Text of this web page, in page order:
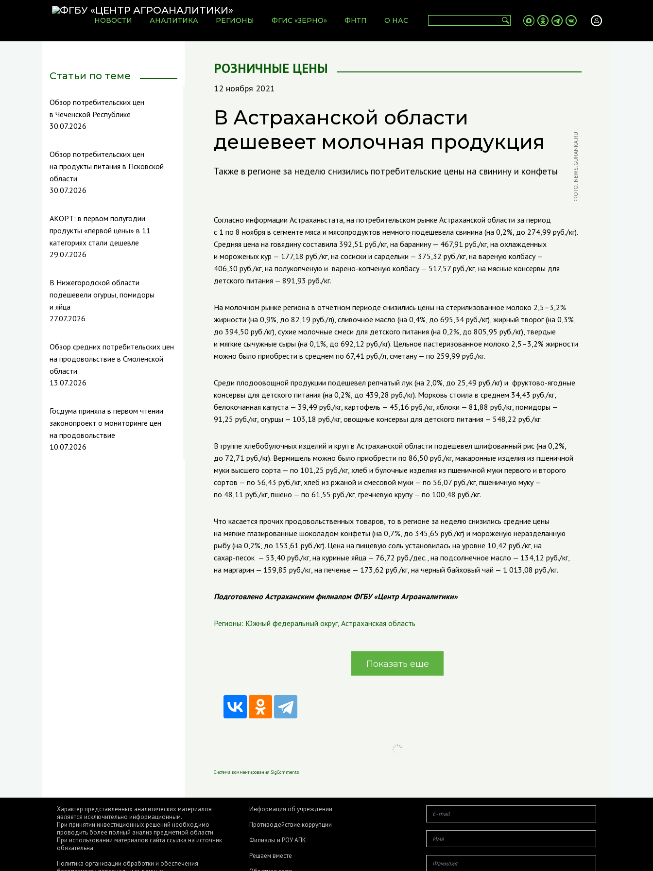
НОВОСТИ АНАЛИТИКА РЕГИОНЫ ФГИС «ЗЕРНО» ФНТП О НАС
Статьи по теме
Обзор потребительских цен
в Чеченской Республике
30.07.2026
Обзор потребительских цен
на продукты питания в Псковской
области
30.07.2026
АКОРТ: в первом полугодии
продукты «первой цены» в 11
категориях стали дешевле
29.07.2026
В Нижегородской области
подешевели огурцы, помидоры
и яйца
27.07.2026
Обзор средних потребительских цен
на продовольствие в Смоленской
области
13.07.2026
Госдума приняла в первом чтении
законопроект о мониторинге цен
на продовольствие
10.07.2026
РОЗНИЧНЫЕ ЦЕНЫ
12 ноября 2021
В Астраханской области
дешевеет молочная продукция
Также в регионе за неделю снизились потребительские цены на свинину и конфеты ФОТО: NEWS.GURANKA.RU
Согласно информации Астраханьстата, на потребительском рынке Астраханской области за период
с 1 по 8 ноября в сегменте мяса и мясопродуктов немного подешевела свинина (на 0,2%, до 274,99 руб./кг).
Средняя цена на говядину составила 392,51 руб./кг, на баранину — 467,91 руб./кг, на охлажденных
и мороженых кур — 177,18 руб./кг, на сосиски и сардельки — 375,32 руб./кг, на вареную колбасу —
406,30 руб./кг, на полукопченую и варено-копченую колбасу — 517,57 руб./кг, на мясные консервы для
детского питания — 891,93 руб./кг.
На молочном рынке региона в отчетном периоде снизились цены на стерилизованное молоко 2,5–3,2%
жирности (на 0,9%, до 82,19 руб./л), сливочное масло (на 0,4%, до 695,34 руб./кг), жирный творог (на 0,3%,
до 394,50 руб./кг), сухие молочные смеси для детского питания (на 0,2%, до 805,95 руб./кг), твердые
и мягкие сычужные сыры (на 0,1%, до 692,12 руб./кг). Цельное пастеризованное молоко 2,5–3,2% жирности
можно было приобрести в среднем по 67,41 руб./л, сметану — по 259,99 руб./кг.
Среди плодоовощной продукции подешевел репчатый лук (на 2,0%, до 25,49 руб./кг) и фруктово-ягодные
консервы для детского питания (на 0,2%, до 439,28 руб./кг). Морковь стоила в среднем 34,43 руб./кг,
белокочанная капуста — 39,49 руб./кг, картофель — 45,16 руб./кг, яблоки — 81,88 руб./кг, помидоры —
91,25 руб./кг, огурцы — 103,18 руб./кг, овощные консервы для детского питания — 548,22 руб./кг.
В группе хлебобулочных изделий и круп в Астраханской области подешевел шлифованный рис (на 0,2%,
до 72,71 руб./кг). Вермишель можно было приобрести по 86,50 руб./кг, макаронные изделия из пшеничной
муки высшего сорта — по 101,25 руб./кг, хлеб и булочные изделия из пшеничной муки первого и второго
сортов — по 56,43 руб./кг, хлеб из ржаной и смесовой муки — по 56,07 руб./кг, пшеничную муку —
по 48,11 руб./кг, пшено — по 61,55 руб./кг, гречневую крупу — по 100,48 руб./кг.
Что касается прочих продовольственных товаров, то в регионе за неделю снизились средние цены
на мягкие глазированные шоколадом конфеты (на 0,7%, до 345,65 руб./кг) и мороженую неразделанную
рыбу (на 0,2%, до 153,61 руб./кг). Цена на пищевую соль установилась на уровне 10,42 руб./кг, на
сахар-песок — 53,40 руб./кг, на куриные яйца — 76,72 руб./дес., на подсолнечное масло — 134,12 руб./кг,
на маргарин — 159,85 руб./кг, на печенье — 173,62 руб./кг, на черный байховый чай — 1 013,08 руб./кг.
Подготовлено Астраханским филиалом ФГБУ «Центр Агроаналитики»
Регионы: Южный федеральный округ, Астраханская область
Показать еще
Характер представленных аналитических материалов
является исключительно информационным.
При принятии инвестиционных решений необходимо
проводить более полный анализ предметной области.
При использовании материалов сайта ссылка на источник
обязательна.
Политика организации обработки и обеспечения
Информация об учреждении
Противодействие коррупции
Филиалы и РОУ АПК
Решаем вместе